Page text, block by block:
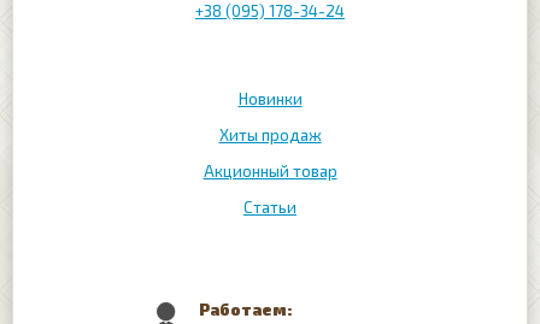
Новинки
Хиты продаж
Акционный товар
Статьи
+38 (095) 178-34-24
Работаем: